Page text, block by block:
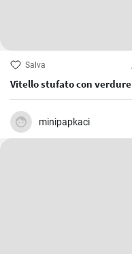
Salva
Vitello stufato con verdure
minipapkaci